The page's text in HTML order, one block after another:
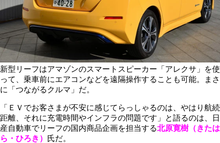
新型リーフはアマゾンのスマートスピーカー「アレクサ」を使
って、乗車前にエアコンなどを遠隔操作することも可能。まさ
に「つながるクルマ」だ。
「ＥＶでお客さまが不安に感じてらっしゃるのは、やはり航続
距離、それに充電時間やインフラの問題です」と語るのは、日
産自動車でリーフの国内商品企画を担当する北原寛樹（きたは
ら・ひろき） 氏だ。